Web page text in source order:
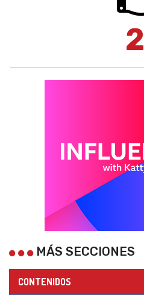
2
MÁS SECCIONES
CONTENIDOS